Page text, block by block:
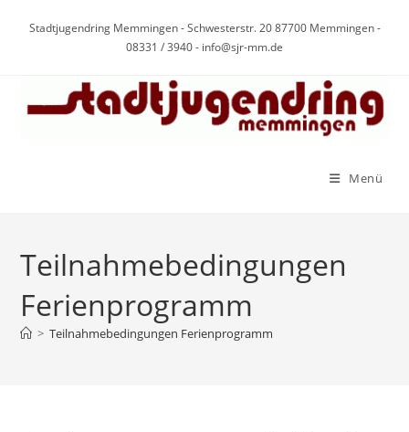
InhaltStadtjugendring Memmingen - Schwesterstr. 20 87700 Memmingen -
08331 / 3940 - info@sjr-mm.de
Menü
Teilnahmebedingungen
Ferienprogramm
> Teilnahmebedingungen Ferienprogramm